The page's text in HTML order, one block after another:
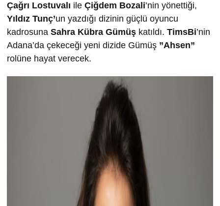
Çağrı Lostuvalı ile Çiğdem Bozali’nin yönettiği,
Yıldız Tunç’un yazdığı dizinin güçlü oyuncu
kadrosuna Sahra Kübra Gümüş katıldı. TimsBi’nin
Adana’da çekeceği yeni dizide Gümüş ”Ahsen”
rolüne hayat verecek.